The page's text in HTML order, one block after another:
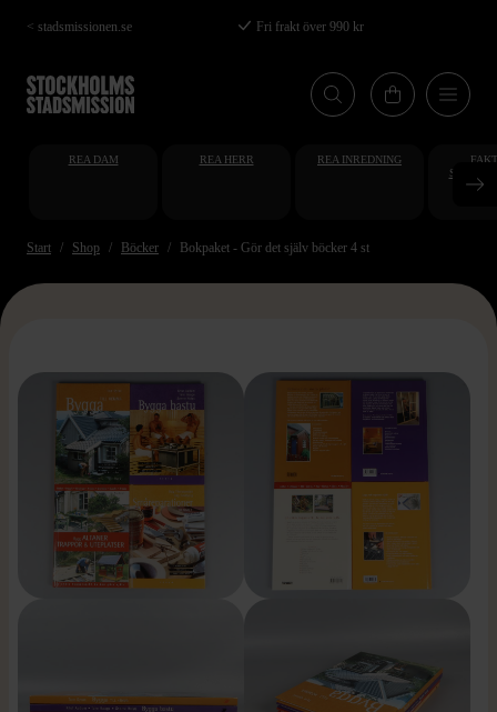
Hoppa
till
huvudinnehåll
< stadsmissionen.se Fri frakt över 990 kr
REA DAM REA HERR REA INREDNING
Start Shop Böcker Bokpaket - Gör det själv böcker 4 st
>